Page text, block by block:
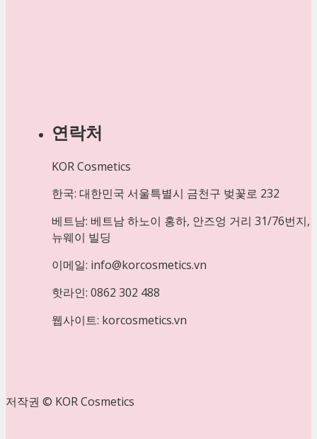
연락처
KOR Cosmetics
한국: 대한민국 서울특별시 금천구 벚꽃로 232
베트남: 베트남 하노이 홍하, 안즈엉 거리 31/76번지,
뉴웨이 빌딩
이메일: info@korcosmetics.vn
핫라인: 0862 302 488
웹사이트: korcosmetics.vn
저작권 © KOR Cosmetics